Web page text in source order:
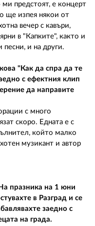
предстоят, е концерт
ще изпея някои от
вечер с кавъри,
в "Капките", както и
песни, и на други.
"Как да спра да те
с ефектния клип
да направите
с много
скоро. Едната е с
който малко
музикант и автор
празника на 1 юни
в Разград и се
заедно с
на града.